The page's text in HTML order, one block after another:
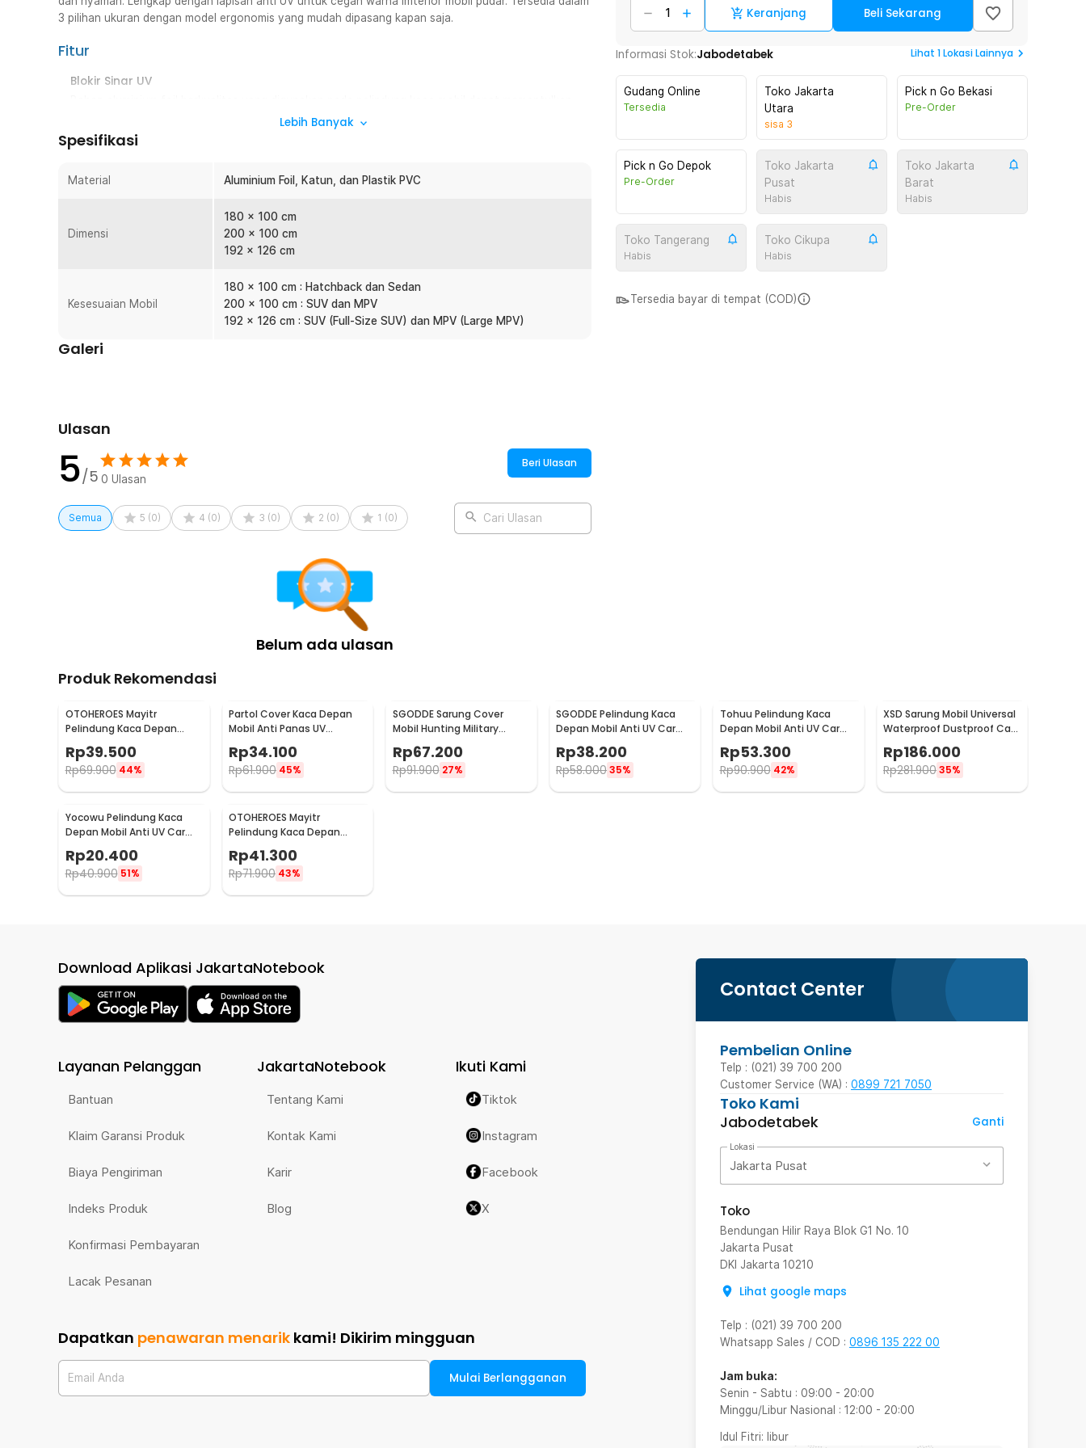
3 pilihan ukuran dengan model ergonomis yang mudah dipasang kapan saja.
Fitur
Blokir Sinar UV
sinar UV dan panas matahari dengan maksimal. Suhu tetap terjaga dan tidak ada lagi interior
mobil yang rusak.
Hadir dengan model ergonomis, pelindung kaca depan mobil ini mudah dipasang dalam hitungan
Model foldable buat pelindung kaca depan mobil mudah disimpan tanpa menguras tempat.
Pelindung pun siap digunakan untuk jaga suhu mobil kapan saja.
Tersedia dalam ukuran 180 x 100 cm, 200 x 100 cm, dan 192 x 126 cm yang dapat dipilih sesuai
tipe kendaraan, seperti sedan, hatchback, SUV hingga MPV besar. Ukuran yang pas membuat
Lebih Banyak
Spesifikasi
Material Aluminium Foil, Katun, dan Plastik PVC
Dimensi
180 x 100 cm
200 x 100 cm
192 x 126 cm
Kesesuaian Mobil
180 x 100 cm : Hatchback dan Sedan
200 x 100 cm : SUV dan MPV
192 x 126 cm : SUV (Full-Size SUV) dan MPV (Large MPV)
Galeri
Ulasan
5/5 0 Ulasan
Beri Ulasan
Semua 5 (0) 4 (0) 3 (0) 2 (0) 1 (0) Cari Ulasan
Belum ada ulasan
Keranjang Beli Sekarang
Informasi Stok:Jabodetabek Lihat 1Lokasi Lainnya
Gudang Online
Tersedia
Toko Jakarta
Utara
sisa 3
Pick n Go Bekasi
Pre-Order
Pick n Go Depok
Pre-Order
Toko Jakarta
Pusat
Habis
Toko Jakarta
Barat
Habis
Toko Tangerang
Habis
Toko Cikupa
Habis
Tersedia bayar di tempat (COD)
Produk Rekomendasi
OTOHEROES Mayitr
Pelindung Kaca Depan
Mobil Anti UV Car Sun
Shade 180x100cm - CK150
Rp39.500
Rp69.900 44%
Partol Cover Kaca Depan
Mobil Anti Panas UV
Sunshade - CK350
Rp34.100
Rp61.900 45%
SGODDE Sarung Cover
Mobil Hunting Military
Camouflage Nets 4x2M -
GE211
Rp67.200
Rp91.900 27%
SGODDE Pelindung Kaca
Depan Mobil Anti UV Car
Sun Shade 208x120cm -
CK300
Rp38.200
Rp58.00035%
Tohuu Pelindung Kaca
Depan Mobil Anti UV Car
Sun Shade 145x79cm -
CK200
Rp53.300
Rp90.900 42%
XSD Sarung Mobil Universal
Waterproof Dustproof Car
Cover Double Layer
SUV/JEEP YXL - CT400
Rp186.000
Rp281.90035%
Yocowu Pelindung Kaca
Depan Mobil Anti UV Car
CK250
Rp20.400
Rp40.900 51%
OTOHEROES Mayitr
Pelindung Kaca Depan
Mobil Anti UV Car Sun
Shade 200x100cm - CK150
Rp41.300
Rp71.900 43%
Contact Center
Pembelian Online
Telp : (021) 39 700 200
Customer Service (WA) : 0899 721 7050
Toko Kami
Jabodetabek
Ganti
Lokasi
Jakarta Pusat
Toko
Bendungan Hilir Raya Blok G1 No. 10
Jakarta Pusat
DKI Jakarta 10210
Lihat google maps
Telp : (021) 39 700 200
Whatsapp Sales / COD : 0896 135 222 00
Jam buka:
Senin - Sabtu : 09:00 - 20:00
Minggu/Libur Nasional : 12:00 - 20:00
Idul Fitri: libur
Download Aplikasi JakartaNotebook
Layanan Pelanggan
Bantuan
Klaim Garansi Produk
Biaya Pengiriman
Indeks Produk
Konfirmasi Pembayaran
Lacak Pesanan
JakartaNotebook
Tentang Kami
Kontak Kami
Karir
Blog
Ikuti Kami
Tiktok
Instagram
Facebook
X
Dapatkan penawaran menarik kami! Dikirim mingguan
Email Anda Mulai Berlangganan